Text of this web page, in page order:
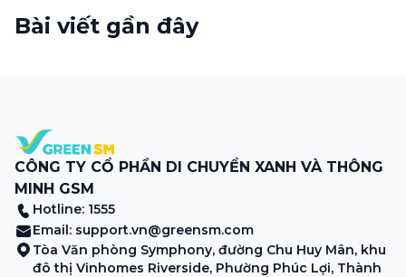
Bài viết gần đây
CÔNG TY CỔ PHẦN DI CHUYỂN XANH VÀ THÔNG
MINH GSM
Hotline: 1555
Email: support.vn@greensm.com
Tòa Văn phòng Symphony, đường Chu Huy Mân, khu
đô thị Vinhomes Riverside, Phường Phúc Lợi, Thành